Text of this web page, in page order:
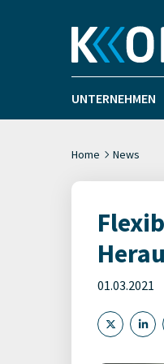
UNTERNEHMEN
Home News
01.03.2021